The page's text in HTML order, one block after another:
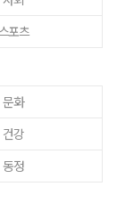
포츠
문화
건강
동정